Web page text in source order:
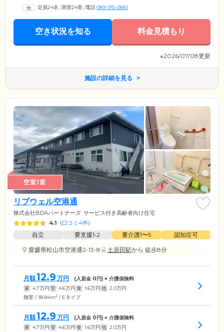
す。クローゼット・ベッド・エアコンなど、大型家具や家電を標準装
備。私物のお持ち込みも可能ですので、お気に入りの品々や趣味のアイ
備しています。
定員24名 /居室24室 /電話089-915-0881
空き状況を知る 料金見積もり
※2026/07/08更新
施設の詳細を見る
空室1室
リブウェル空港通
株式会社BDAパートナーズ サービス付き高齢者向け住宅
4.1 (口コミ4件)
自立 要支援1•2 要介護1〜5
認知症可
愛媛県松山市空港通2-13-8
土居田駅から 徒歩8分
月額12.9 万円 (入居金 0円) + 介護保険料
家 4.7万円 管 4.6万円 食 1.6万円 他 2.0万円
個室 / 18.84m2 / Eタイプ
月額12.9 万円 (入居金 0円) + 介護保険料
家 4.7万円 管 4.6万円 食 1.6万円 他 2.0万円